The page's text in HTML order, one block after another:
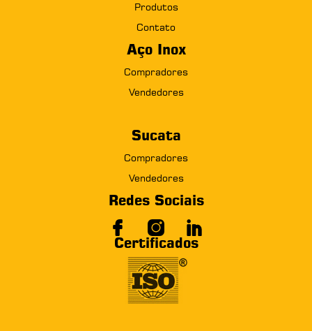
Produtos
Contato
Aço Inox
Compradores
Vendedores
Sucata
Compradores
Vendedores
Redes Sociais
Certificados